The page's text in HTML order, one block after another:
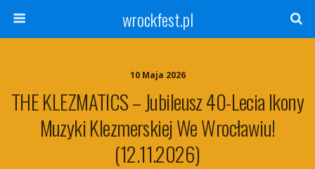
wrockfest.pl
10 Maja 2026
THE KLEZMATICS – Jubileusz 40-Lecia Ikony
Muzyki Klezmerskiej We Wrocławiu!
(12.11.2026)